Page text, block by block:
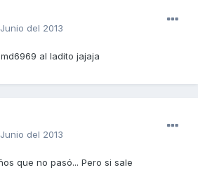
del 2013
al ladito jajaja
del 2013
que no pasó... Pero si sale